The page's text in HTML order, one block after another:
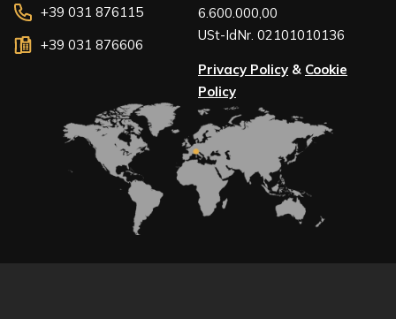
+39 031 876115
+39 031 876606
6.600.000,00
USt-IdNr. 02101010136
Privacy Policy & Cookie
Policy